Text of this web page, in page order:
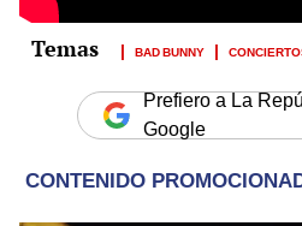
BAD BUNNY
Prefiero a La
Google